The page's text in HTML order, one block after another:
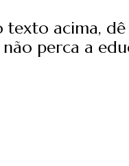
acima, dê
perca a